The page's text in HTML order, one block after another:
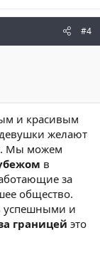
#4
и красивым
желают
Мы можем
в
за
общество.
успешными и
границей это